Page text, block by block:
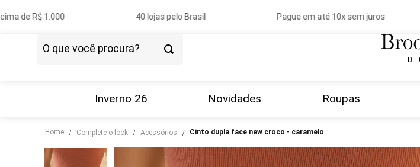
de R$ 1.000 40 lojas pelo Brasil Pague em até 10x sem juros
Inverno 26 Novidades Roupas
Home complete o look acessórios cinto dupla face new croco - caramelo
3º
calça
4º